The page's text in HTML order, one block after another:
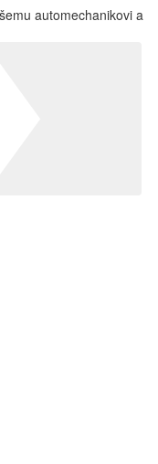
automechanikovi a